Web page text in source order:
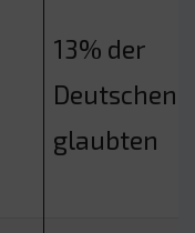
13% der
Deutschen
glaubten